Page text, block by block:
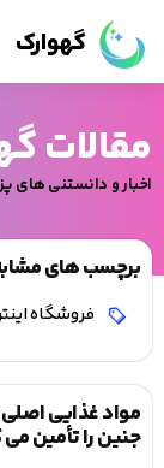
گهوارک
مقالات
اخبار و دانستنی
برچسب های
فروشگاه
مواد غذایی
جنین را تأمین